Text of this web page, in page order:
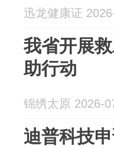
迅龙健康证
我省开展
助行动
锦绣太原 2026-
迪普科技